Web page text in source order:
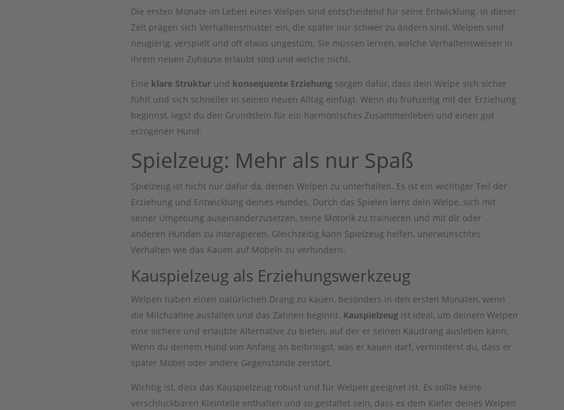
Die ersten Monate im Leben eines Welpen sind entscheidend für seine Entwicklung. In dieser
Zeit prägen sich Verhaltensmuster ein, die später nur schwer zu ändern sind. Welpen sind
neugierig, verspielt und oft etwas ungestüm. Sie müssen lernen, welche Verhaltensweisen in
ihrem neuen Zuhause erlaubt sind und welche nicht.
Eine klare Strukturund konsequente Erziehungsorgen dafür, dass dein Welpe sich sicher
fühlt und sich schneller in seinen neuen Alltag einfügt. Wenn du frühzeitig mit der Erziehung
beginnst, legst du den Grundstein für ein harmonisches Zusammenleben und einen gut
erzogenen Hund.
Spielzeug: Mehr als nur Spaß
Spielzeug ist nicht nur dafür da, deinen Welpen zu unterhalten. Es ist ein wichtiger Teil der
Erziehung und Entwicklung deines Hundes. Durch das Spielen lernt dein Welpe, sich mit
seiner Umgebung auseinanderzusetzen, seine Motorik zu trainieren und mit dir oder
anderen Hunden zu interagieren. Gleichzeitig kann Spielzeug helfen, unerwünschtes
Verhalten wie das Kauen auf Möbeln zu verhindern.
Kauspielzeug als Erziehungswerkzeug
Welpen haben einen natürlichen Drang zu kauen, besonders in den ersten Monaten, wenn
die Milchzähne ausfallen und das Zahnen beginnt. Kauspielzeugist ideal, um deinem Welpen
eine sichere und erlaubte Alternative zu bieten, auf der er seinen Kaudrang ausleben kann.
Wenn du deinem Hund von Anfang an beibringst, was er kauen darf, verhinderst du, dass er
später Möbel oder andere Gegenstände zerstört.
Wichtig ist, dass das Kauspielzeug robust und für Welpen geeignet ist. Es sollte keine
verschluckbaren Kleinteile enthalten und so gestaltet sein, dass es dem Kiefer deines Welpen